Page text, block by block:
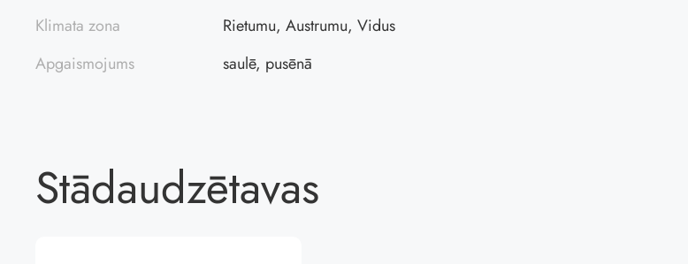
Klimata zona
Rietumu, Austrumu, Vidus
Apgaismojums
saulē, pusēnā
Stādaudzētavas